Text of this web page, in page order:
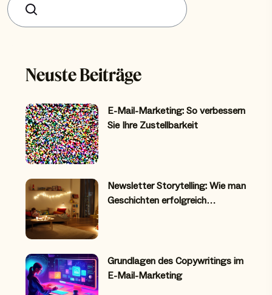
Suchen
Neuste Beiträge
E-Mail-Marketing: So verbessern
Sie Ihre Zustellbarkeit
Newsletter Storytelling: Wie man
Geschichten erfolgreich…
Grundlagen des Copywritings im
E-Mail-Marketing